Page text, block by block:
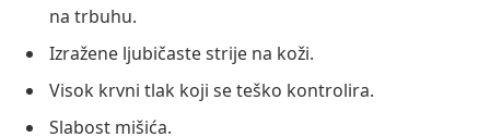
na trbuhu.
Izražene ljubičaste strije na koži.
Visok krvni tlak koji se teško kontrolira.
Slabost mišića.